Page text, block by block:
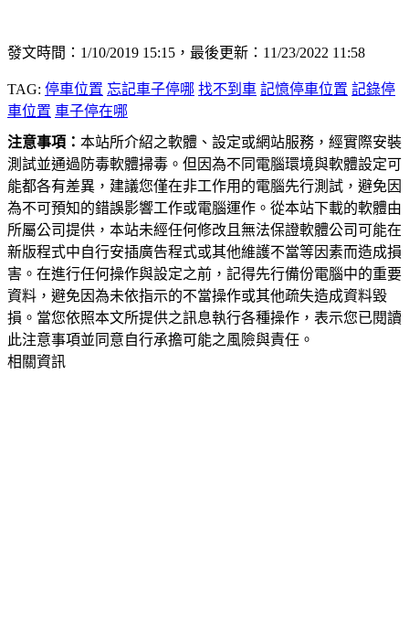
發文時間：1/10/2019 15:15，最後更新：11/23/2022 11:58
TAG: 停車位置 忘記車子停哪 找不到車 記憶停車位置 記錄停
車位置 車子停在哪
注意事項： 本站所介紹之軟體、設定或網站服務，經實際安裝
測試並通過防毒軟體掃毒。但因為不同電腦環境與軟體設定可
能都各有差異，建議您僅在非工作用的電腦先行測試，避免因
為不可預知的錯誤影響工作或電腦運作。從本站下載的軟體由
所屬公司提供，本站未經任何修改且無法保證軟體公司可能在
新版程式中自行安插廣告程式或其他維護不當等因素而造成損
害。在進行任何操作與設定之前，記得先行備份電腦中的重要
資料，避免因為未依指示的不當操作或其他疏失造成資料毀
損。當您依照本文所提供之訊息執行各種操作，表示您已閱讀
此注意事項並同意自行承擔可能之風險與責任。
相關資訊